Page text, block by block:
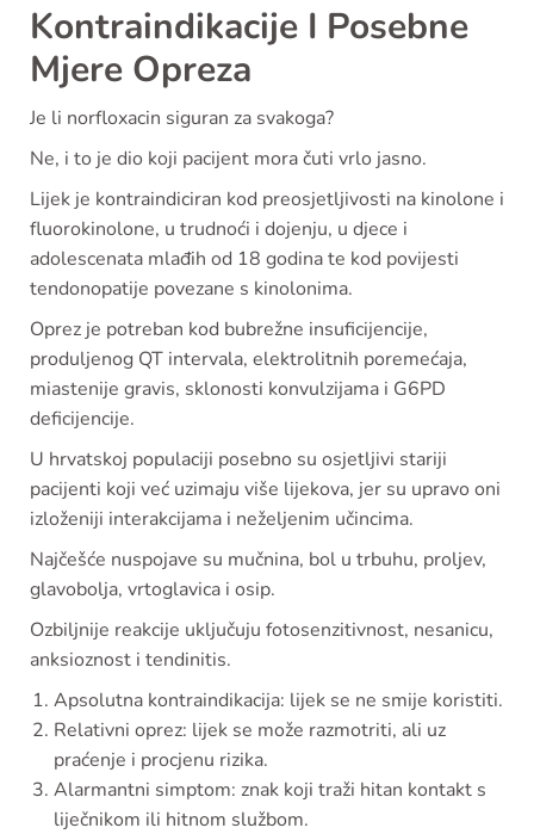
Kontraindikacije I Posebne
Mjere Opreza
Je li norfloxacin siguran za svakoga?
Ne, i to je dio koji pacijent mora čuti vrlo jasno.
Lijek je kontraindiciran kod preosjetljivosti na kinolone i
fluorokinolone, u trudnoći i dojenju, u djece i
adolescenata mlađih od 18 godina te kod povijesti
tendonopatije povezane s kinolonima.
Oprez je potreban kod bubrežne insuficijencije,
produljenog QT intervala, elektrolitnih poremećaja,
miastenije gravis, sklonosti konvulzijama i G6PD
deficijencije.
U hrvatskoj populaciji posebno su osjetljivi stariji
pacijenti koji već uzimaju više lijekova, jer su upravo oni
izloženiji interakcijama i neželjenim učincima.
Najčešće nuspojave su mučnina, bol u trbuhu, proljev,
glavobolja, vrtoglavica i osip.
Ozbiljnije reakcije uključuju fotosenzitivnost, nesanicu,
anksioznost i tendinitis.
Apsolutna kontraindikacija: lijek se ne smije koristiti.
Relativni oprez: lijek se može razmotriti, ali uz
praćenje i procjenu rizika.
Alarmantni simptom: znak koji traži hitan kontakt s
liječnikom ili hitnom službom.